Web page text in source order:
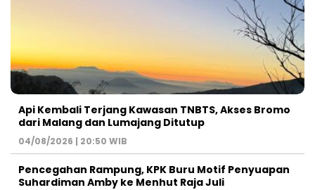
Api Kembali Terjang Kawasan TNBTS, Akses Bromo
dari Malang dan Lumajang Ditutup
04/08/2026 | 20:50 WIB
Pencegahan Rampung, KPK Buru Motif Penyuapan
Suhardiman Amby ke Menhut Raja Juli